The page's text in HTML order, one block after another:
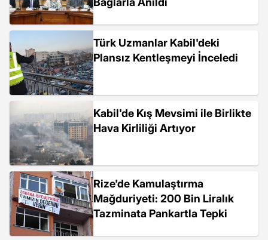
Türk Uzmanlar Kabil'deki
Plansız Kentleşmeyi İnceledi
Kabil'de Kış Mevsimi ile Birlikte
Hava Kirliliği Artıyor
Rize'de Kamulaştırma
Mağduriyeti: 200 Bin Liralık
Tazminata Pankartla Tepki